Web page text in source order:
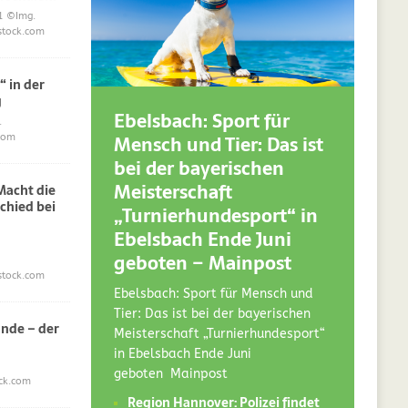
©Img.
in der
die
bei
– der
Ebelsbach: Sport für
Mensch und Tier: Das ist
bei der bayerischen
Meisterschaft
„Turnierhundesport“ in
Ebelsbach Ende Juni
geboten – Mainpost
Ebelsbach: Sport für Mensch und
Tier: Das ist bei der bayerischen
Meisterschaft „Turnierhundesport“
in Ebelsbach Ende Juni
geboten Mainpost
Region Hannover: Polizei findet